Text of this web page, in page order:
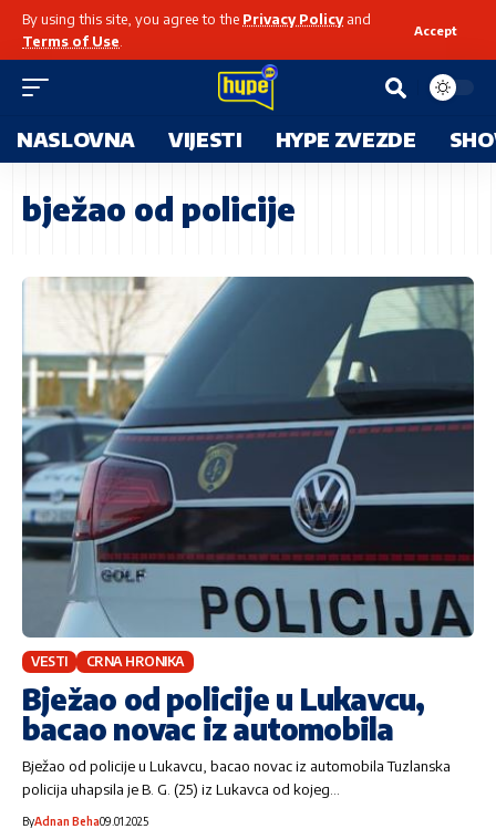
By using this site, you agree to the Privacy Policyand
Terms of Use
Accept
NASLOVNA VIJESTI HYPE ZVEZDE
bježao od policije
VESTI CRNA HRONIKA
Bježao od policije u Lukavcu,
bacao novac iz automobila
Bježao od policije u Lukavcu, bacao novac iz automobila Tuzlanska
policija uhapsila je B. G. (25) iz Lukavca od kojeg…
ByAdnan Beha09.01.2025